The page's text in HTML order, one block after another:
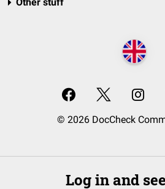
© 2026 DocCheck
Log in and